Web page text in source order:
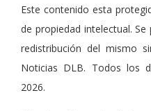
Este contenido esta
de propiedad intelectual.
redistribución del mismo
Noticias DLB. Todos los
2026.